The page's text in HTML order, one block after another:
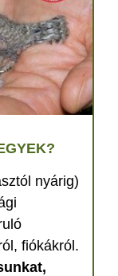
nyárig)
fiókákról.